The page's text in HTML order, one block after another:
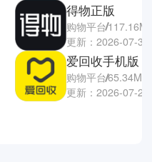
得物正版
购物平台117.16M
更新：2026-07-30
爱回收手机版
购物平台65.34M
更新：2026-07-28